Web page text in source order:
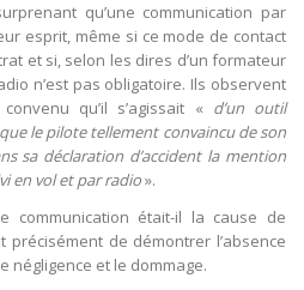
qu’une communication par
esprit, même si ce mode de contact
et si, selon les dires d’un formateur
n’est pas obligatoire. Ils observent
qu’il s’agissait « d’un outil
le pilote tellement convaincu de son
sa déclaration d’accident la mention
en vol et par radio».
était-il la cause de
précisément de démontrer l’absence
négligence et le dommage.